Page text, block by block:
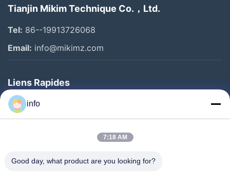
Tianjin Mikim Technique Co.，Ltd.
Tel: 86--19913726068
Email: info@mikimz.com
Liens Rapides
Accueil
Produits
Spectacle De Réalité Virtuelle
À Propos De Nous
info
7:18 AM
Good day, what product are you looking for?